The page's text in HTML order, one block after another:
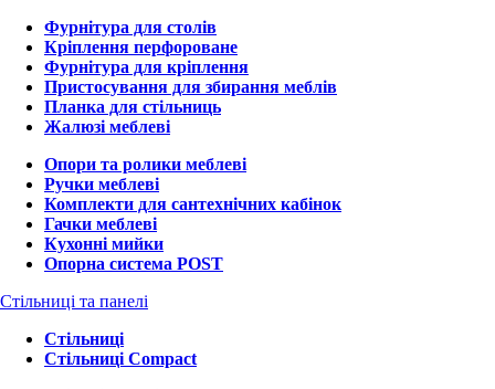
Фурнітура для столів
Кріплення перфороване
Фурнітура для кріплення
Пристосування для збирання меблів
Планка для стільниць
Жалюзі меблеві
Опори та ролики меблеві
Ручки меблеві
Комплекти для сантехнічних кабінок
Гачки меблеві
Кухонні мийки
Опорна система POST
Стільниці та панелі
Стільниці
Стільниці Compact